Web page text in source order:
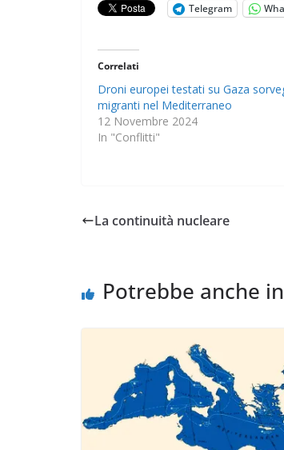
Telegram
Correlati
Droni europei testati su Gaza
migranti nel Mediterraneo
12 Novembre 2024
In "Conflitti"
La continuità nucleare
Potrebbe anche